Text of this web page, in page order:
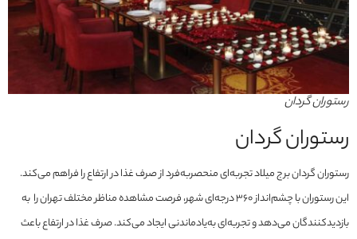
رستوران گردان
رستوران گردان
رستوران گردان برج میلاد تجربه‌ای منحصربه‌فرد از صرف غذا در ارتفاع را فراهم می‌کند.
این رستوران با چشم‌انداز ۳۶۰ درجه‌ای شهر، فرصت مشاهده مناظر مختلف تهران را به
بازدیدکنندگان می‌دهد و تجربه‌ای به‌یادماندنی ایجاد می‌کند. صرف غذا در ارتفاع باعث